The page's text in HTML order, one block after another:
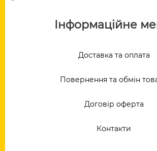
Інформаційне
Доставка та оплата
Повернення та обмін
Договір оферта
Контакти